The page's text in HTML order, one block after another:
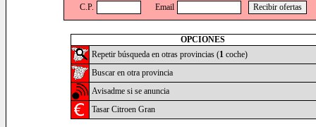
C.P. Email
OPCIONES
Repetir búsqueda en otras provincias (1coche)
Buscar en otra provincia
Avisadme si se anuncia
Tasar Citroen Gran